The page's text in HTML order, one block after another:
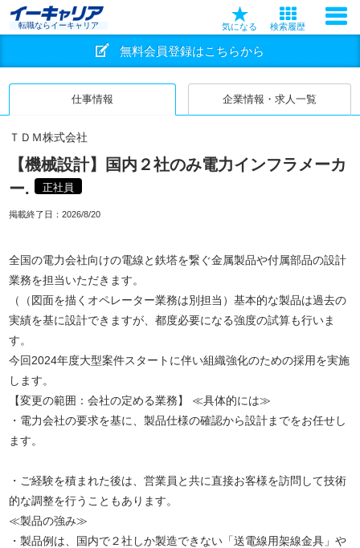
転職ならイーキャリア 気になる 検索履歴
無料会員登録はこちらから
仕事情報 企業情報・求人一覧
ＴＤＭ株式会社
【機械設計】国内２社のみ電力インフラメーカ
ー.
正社員
掲載終了日： 2026/8/20
全国の電力会社向けの電線と鉄塔を繋ぐ金属製品や付属部品の設計
業務を担当いただきます。
（（図面を描くオペレーター業務は別担当）基本的な製品は過去の
実績を基に設計できますが、都度必要になる強度の試算も行いま
す。
今回2024年度大型案件スタートに伴い組織強化のための採用を実施
します。
【変更の範囲：会社の定める業務】 ≪具体的には≫
・電力会社の要求を基に、製品仕様の確認から設計までをお任せし
ます。
・ご経験を積まれた後は、営業員と共に直接お客様を訪問して技術
的な調整を行うこともあります。
≪製品の強み≫
・製品例は、国内で２社しか製造できない「送電線用架線金具」や